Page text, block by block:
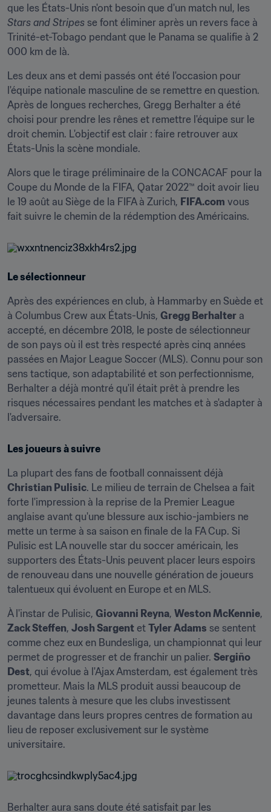
Stars and Stripes se font éliminer après un revers face à
Trinité-et-Tobago pendant que le Panama se qualifie à 2
000 km de là.
Les deux ans et demi passés ont été l'occasion pour
l'équipe nationale masculine de se remettre en question.
Après de longues recherches, Gregg Berhalter a été
choisi pour prendre les rênes et remettre l'équipe sur le
droit chemin. L'objectif est clair : faire retrouver aux
États-Unis la scène mondiale.
Alors que le tirage préliminaire de la CONCACAF pour la
Coupe du Monde de la FIFA, Qatar 2022™ doit avoir lieu
le 19 août au Siège de la FIFA à Zurich, FIFA.com vous
fait suivre le chemin de la rédemption des Américains.
Le sélectionneur
Après des expériences en club, à Hammarby en Suède et
à Columbus Crew aux États-Unis, Gregg Berhalter a
accepté, en décembre 2018, le poste de sélectionneur
de son pays où il est très respecté après cinq années
passées en Major League Soccer (MLS). Connu pour son
sens tactique, son adaptabilité et son perfectionnisme,
Berhalter a déjà montré qu'il était prêt à prendre les
risques nécessaires pendant les matches et à s'adapter à
l'adversaire.
Les joueurs à suivre
Christian Pulisic. Le milieu de terrain de Chelsea a fait
forte l'impression à la reprise de la Premier League
anglaise avant qu'une blessure aux ischio-jambiers ne
mette un terme à sa saison en finale de la FA Cup. Si
Pulisic est LA nouvelle star du soccer américain, les
supporters des États-Unis peuvent placer leurs espoirs
de renouveau dans une nouvelle génération de joueurs
talentueux qui évoluent en Europe et en MLS.
À l'instar de Pulisic, Giovanni Reyna, Weston McKennie
Zack Steffen, Josh Sargent et Tyler Adams se sentent
comme chez eux en Bundesliga, un championnat qui leur
permet de progresser et de franchir un palier. Sergiño
Dest, qui évolue à l'Ajax Amsterdam, est également très
prometteur. Mais la MLS produit aussi beaucoup de
jeunes talents à mesure que les clubs investissent
davantage dans leurs propres centres de formation au
lieu de reposer exclusivement sur le système
universitaire.
Berhalter aura sans doute été satisfait par les